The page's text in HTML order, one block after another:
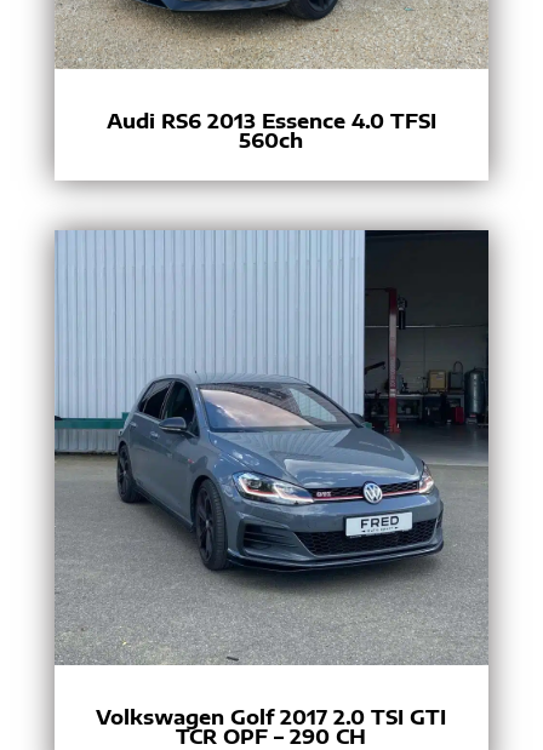
Audi RS6 2013 Essence 4.0 TFSI
560ch
Volkswagen Golf 2017 2.0 TSI GTI
TCR OPF – 290 CH